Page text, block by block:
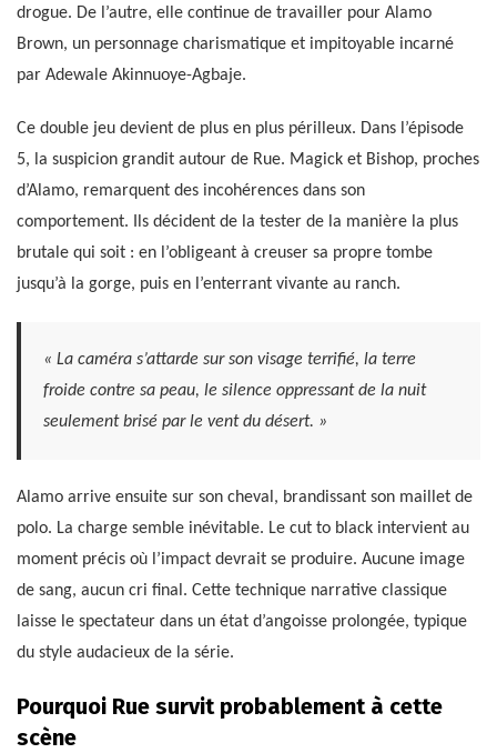
drogue. De l’autre, elle continue de travailler pour Alamo
Brown, un personnage charismatique et impitoyable incarné
par Adewale Akinnuoye-Agbaje.
Ce double jeu devient de plus en plus périlleux. Dans l’épisode
5, la suspicion grandit autour de Rue. Magick et Bishop, proches
d’Alamo, remarquent des incohérences dans son
comportement. Ils décident de la tester de la manière la plus
brutale qui soit : en l’obligeant à creuser sa propre tombe
jusqu’à la gorge, puis en l’enterrant vivante au ranch.
« La caméra s’attarde sur son visage terrifié, la terre
froide contre sa peau, le silence oppressant de la nuit
seulement brisé par le vent du désert. »
Alamo arrive ensuite sur son cheval, brandissant son maillet de
polo. La charge semble inévitable. Le cut to black intervient au
moment précis où l’impact devrait se produire. Aucune image
de sang, aucun cri final. Cette technique narrative classique
laisse le spectateur dans un état d’angoisse prolongée, typique
du style audacieux de la série.
Pourquoi Rue survit probablement à cette
scène